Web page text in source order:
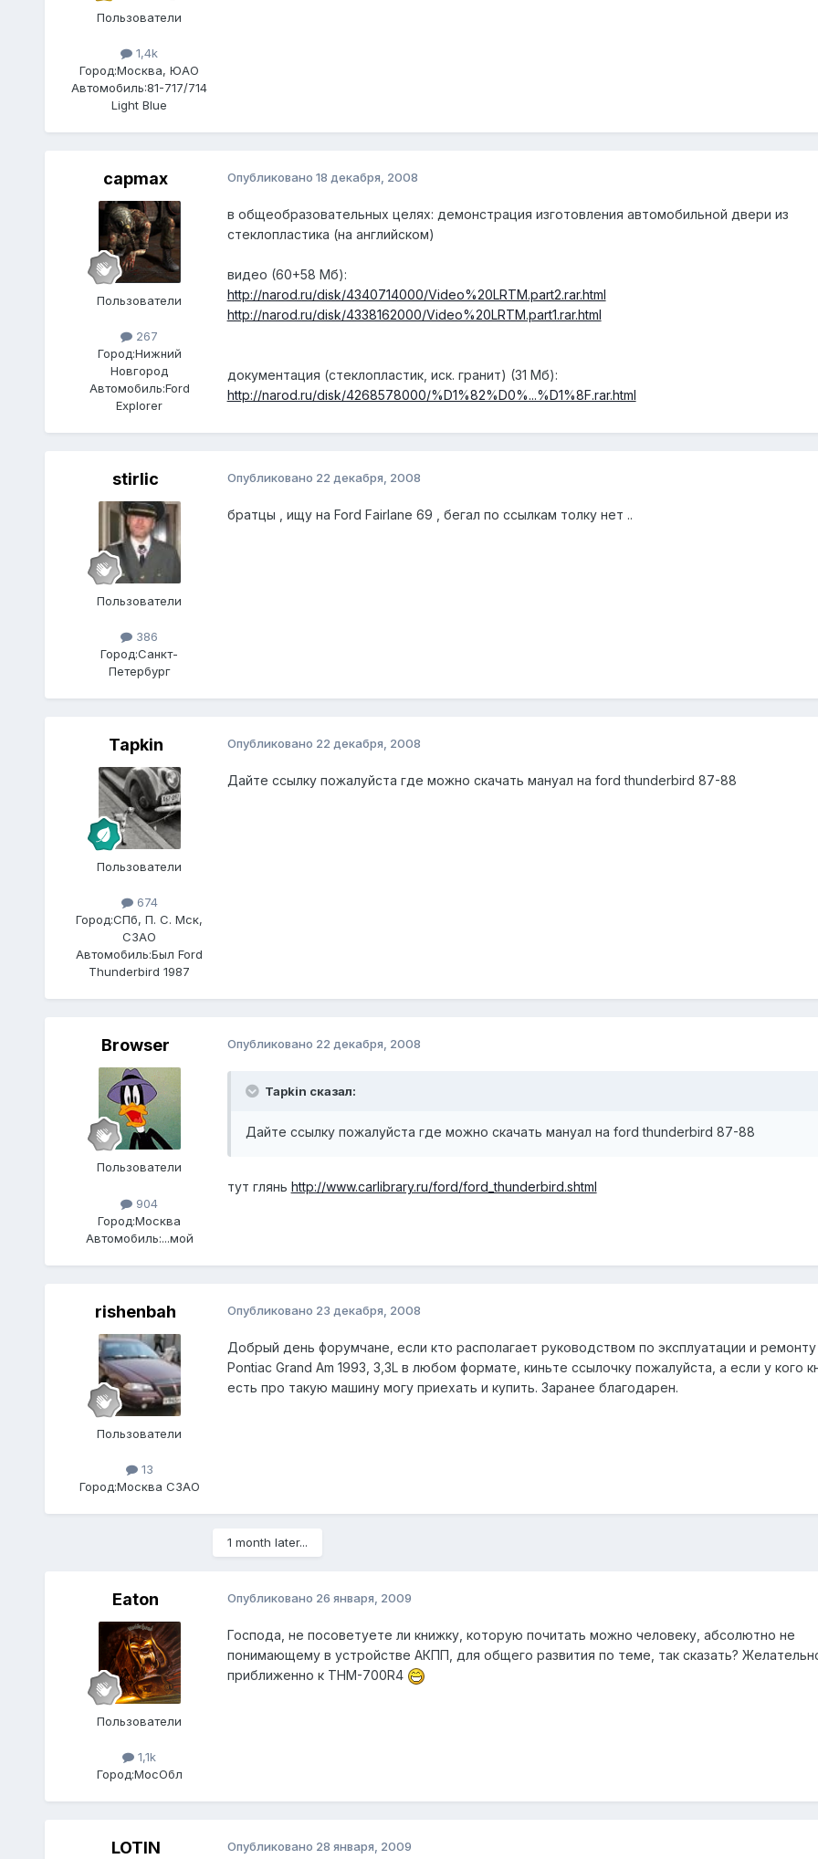
Пользователи
1,4k
Город:Москва, ЮАО
Автомобиль:81-717/714
Light Blue
capmax
Пользователи
267
Город:Нижний
Новгород
Автомобиль:Ford
Explorer
Опубликовано 18 декабря, 2008
в общеобразовательных целях: демонстрация изготовления автомобильной двери из
стеклопластика (на английском)
видео (60+58 Мб):
http://narod.ru/disk/4340714000/Video%20LRTM.part2.rar.html
http://narod.ru/disk/4338162000/Video%20LRTM.part1.rar.html
документация (стеклопластик, иск. гранит) (31 Мб):
http://narod.ru/disk/4268578000/%D1%82%D0%...%D1%8F.rar.html
stirlic
Пользователи
386
Город:Санкт-
Петербург
Опубликовано 22 декабря, 2008
братцы , ищу на Ford Fairlane 69 , бегал по ссылкам толку нет ..
Tapkin
Пользователи
674
Город:СПб, П. C. Мск,
СЗАО
Автомобиль:Был Ford
Thunderbird 1987
Опубликовано 22 декабря, 2008
Дайте ссылку пожалуйста где можно скачать мануал на ford thunderbird 87-88
Browser
Пользователи
904
Город:Москва
Автомобиль:...мой
Опубликовано 22 декабря, 2008
Tapkin сказал:
Дайте ссылку пожалуйста где можно скачать мануал на ford thunderbird 87-88
тут глянь http://www.carlibrary.ru/ford/ford_thunderbird.shtml
rishenbah
Пользователи
13
Город:Москва СЗАО
Опубликовано 23 декабря, 2008
Добрый день форумчане, если кто располагает руководством по эксплуатации и
Pontiac Grand Am 1993, 3,3L в любом формате, киньте ссылочку пожалуйста, а если у кого
есть про такую машину могу приехать и купить. Заранее благодарен.
1 month later...
Eaton
Пользователи
1,1k
Город:МосОбл
Опубликовано 26 января, 2009
Господа, не посоветуете ли книжку, которую почитать можно человеку, абсолютно не
понимающему в устройстве АКПП, для общего развития по теме, так сказать?
приближенно к ТНМ-700R4
LOTIN Опубликовано 28 января, 2009